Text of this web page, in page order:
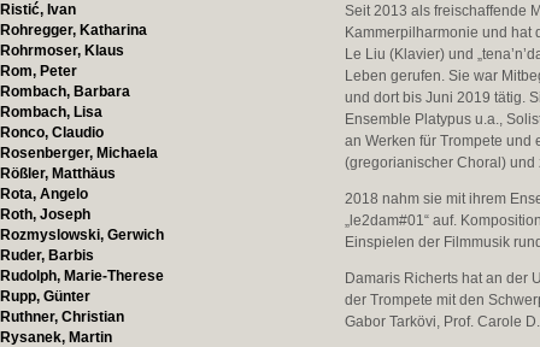
Ristić, Ivan
Rohregger, Katharina
Rohrmoser, Klaus
Rom, Peter
Rombach, Barbara
Rombach, Lisa
Ronco, Claudio
Rosenberger, Michaela
Rößler, Matthäus
Rota, Angelo
Roth, Joseph
Rozmyslowski, Gerwich
Ruder, Barbis
Rudolph, Marie-Therese
Rupp, Günter
Ruthner, Christian
Rysanek, Martin
Seit 2013 als freischaffende
Kammerpilharmonie und hat
Le Liu (Klavier) und
Leben gerufen. Sie war
und dort bis Juni 2019 tätig.
Ensemble Platypus u.a.,
an Werken für Trompete
(gregorianischer Choral) und
2018 nahm sie mit ihrem
„le2dam#01“ auf.
Einspielen der Filmmusik
Damaris Richerts hat an der
der Trompete mit den
Gabor Tarkövi, Prof. Carole